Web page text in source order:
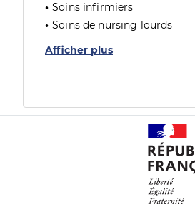
Soins infirmiers
Soins de nursing lourds
Afficher plus